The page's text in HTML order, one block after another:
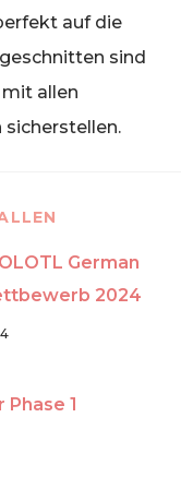
auf die
sind
allen
German
2024
Phase 1